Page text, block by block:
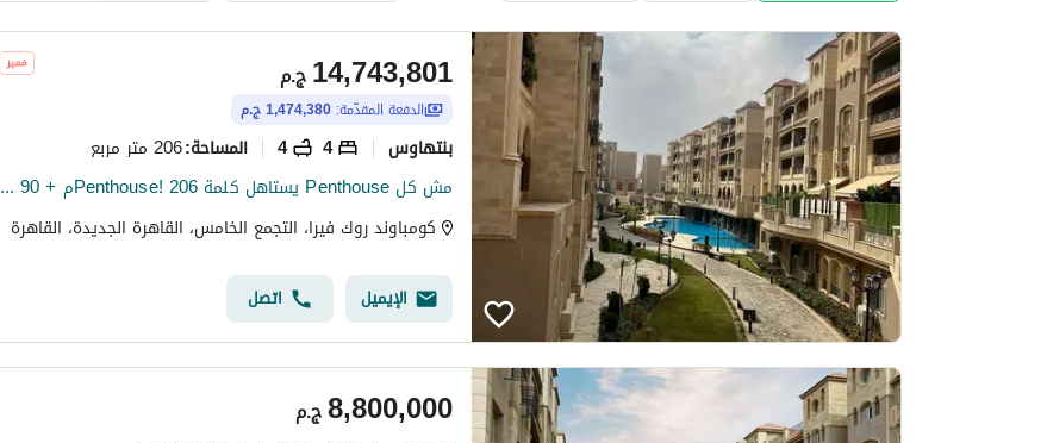
ج.م14,743,801
الدفعة المقدّمة: 1,474,380 ج.م
بنتهاوس 4
4 المساحة:206 متر مربع
مش كل Penthouse يستاهل كلمة Penthouse! 206م + Terrace 90م مساحة كبيرة + تيراس يخلي الـOutdoor جزء حقيقي من حياتك
كومباوند روك فيرا، التجمع الخامس، القاهرة الجديدة، القاهرة
الإيميل اتصل
ج.م8,800,000